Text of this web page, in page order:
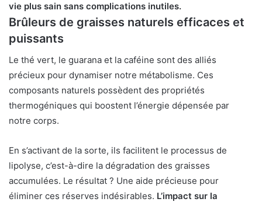
vie plus sain sans complications inutiles.
Brûleurs de graisses naturels efficaces et
puissants
Le thé vert, le guarana et la caféine sont des alliés
précieux pour dynamiser notre métabolisme. Ces
composants naturels possèdent des propriétés
thermogéniques qui boostent l’énergie dépensée par
notre corps.
En s’activant de la sorte, ils facilitent le processus de
lipolyse, c’est-à-dire la dégradation des graisses
accumulées. Le résultat ? Une aide précieuse pour
éliminer ces réserves indésirables. L’impact sur la